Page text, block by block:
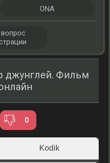
джунглей. Фильм
0
Kodik
ONA